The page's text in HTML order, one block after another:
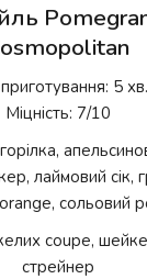
5 хв.
Міцність: 7/10
горілка,
лаймовий сік,
orange, сольовий
coupe,
стрейнер